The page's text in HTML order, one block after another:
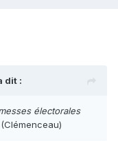
dit :
électorales
(Clémenceau)